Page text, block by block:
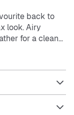
back to
look. Airy
for a clean
gives you
and synthetic
provides just